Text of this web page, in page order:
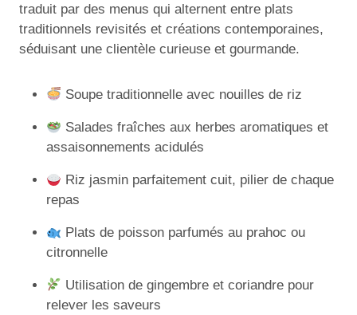
traduit par des menus qui alternent entre plats
traditionnels revisités et créations contemporaines,
séduisant une clientèle curieuse et gourmande.
Soupe traditionnelle avec nouilles de riz
Salades fraîches aux herbes aromatiques et
assaisonnements acidulés
Riz jasmin parfaitement cuit, pilier de chaque
repas
Plats de poisson parfumés au prahoc ou
citronnelle
Utilisation de gingembre et coriandre pour
relever les saveurs